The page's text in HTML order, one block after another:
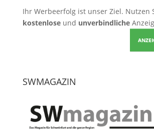
Ihr Werbeerfolg ist unser Ziel. Nutzen
kostenloseund unverbindliche
SWMAGAZIN